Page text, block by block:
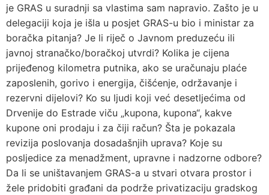
je GRAS u suradnji sa vlastima sam napravio. Zašto je u
delegaciji koja je išla u posjet GRAS-u bio i ministar za
boračka pitanja? Je li riječ o Javnom preduzeću ili
javnoj stranačko/boračkoj utvrdi? Kolika je cijena
prijeđenog kilometra putnika, ako se uračunaju plaće
zaposlenih, gorivo i energija, čišćenje, održavanje i
rezervni dijelovi? Ko su ljudi koji već desetljećima od
Drvenije do Estrade viču „kupona, kupona“, kakve
kupone oni prodaju i za čiji račun? Šta je pokazala
revizija poslovanja dosadašnjih uprava? Koje su
posljedice za menadžment, upravne i nadzorne odbore?
Da li se uništavanjem GRAS-a u stvari otvara prostor i
žele pridobiti građani da podrže privatizaciju gradskog